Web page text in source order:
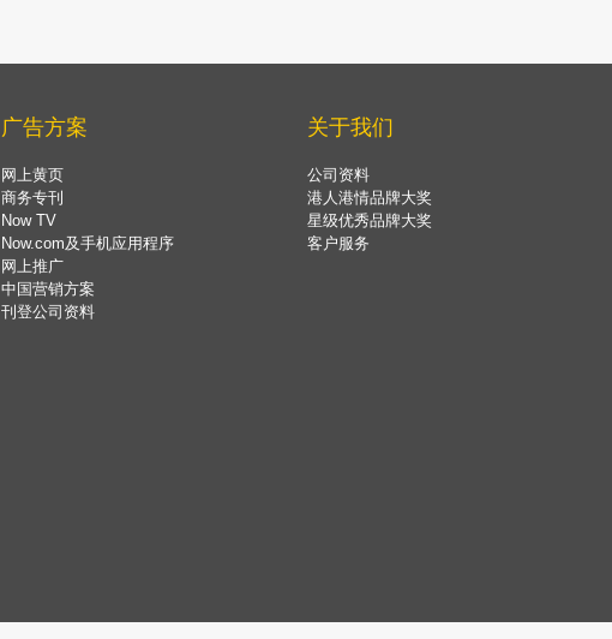
广告方案
网上黄页
商务专刊
Now TV
Now.com及手机应用程序
网上推广
中国营销方案
刊登公司资料
关于我们
公司资料
港人港情品牌大奖
星级优秀品牌大奖
客户服务